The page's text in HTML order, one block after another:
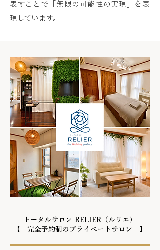
表すことで「無限の可能性の実現」を表
現しています。
トータルサロン RELIER（ルリエ）
【 完全予約制のプライベートサロン 】